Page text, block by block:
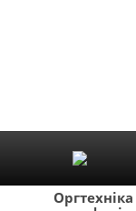
Оргтехніка